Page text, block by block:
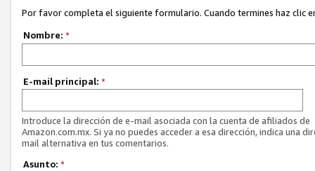
Por favor completa el siguiente formulario. Cuando termines haz clic
Nombre: *
E-mail principal: *
Introduce la dirección de e-mail asociada con la cuenta de afiliados de
Amazon.com.mx. Si ya no puedes acceder a esa dirección, indica una
mail alternativa en tus comentarios.
Asunto: *